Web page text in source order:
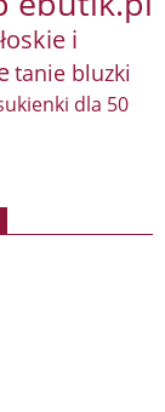
i
tanie bluzki
dla 50